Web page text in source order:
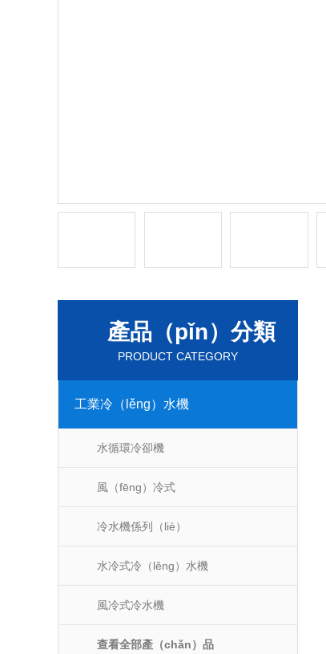
產品（pǐn）分類
PRODUCT CATEGORY
工業冷（lěng）水機
水循環冷卻機
風（fēng）冷式
冷水機係列（liè）
水冷式冷（lěng）水機
風冷式冷水機
查看全部產（chǎn）品